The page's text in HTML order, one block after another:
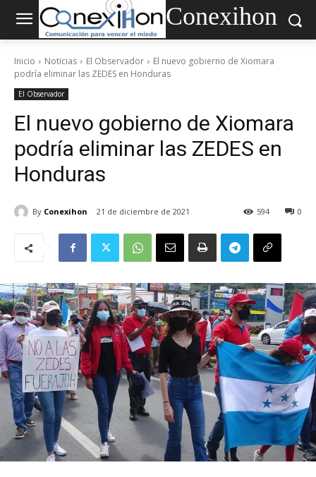
Conexihon
Inicio Noticias El Observador
El nuevo gobierno de Xiomara
podría eliminar las ZEDES en Honduras
El Observador
El nuevo gobierno de Xiomara
podría eliminar las ZEDES en
Honduras
By Conexihon 21 de diciembre de 2021 0
594